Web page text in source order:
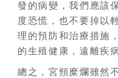
發的病變，我們應該
度恐慌，也不要掉以
理的預防和治療措施
的生殖健康，遠離疾
總之，宮頸糜爛雖然